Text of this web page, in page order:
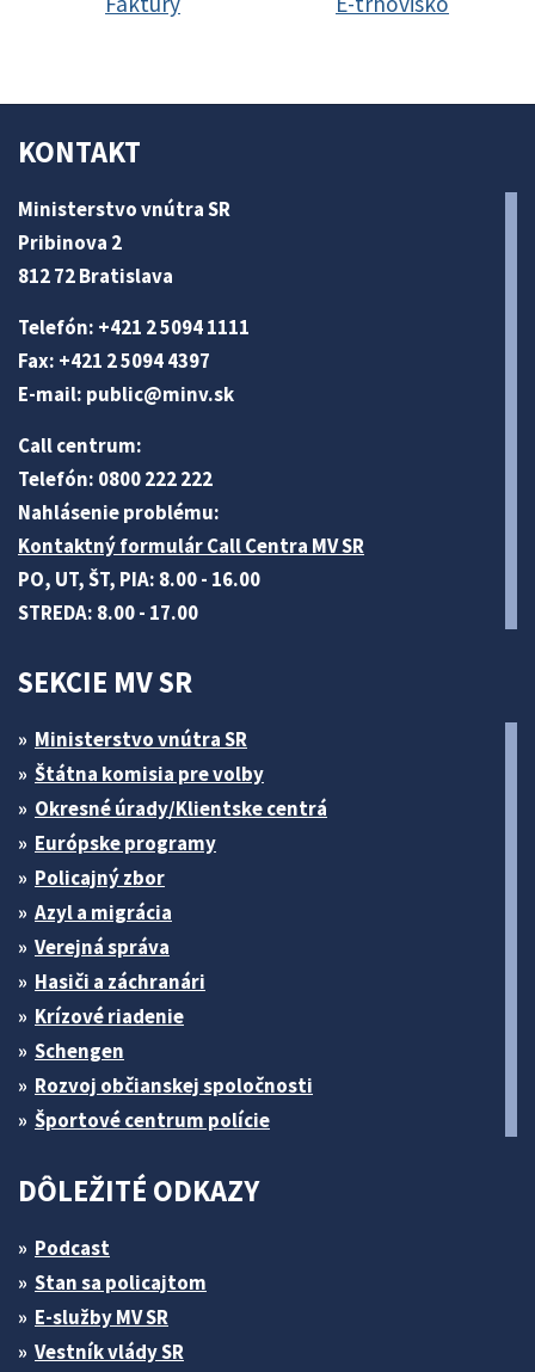
KONTAKT
Ministerstvo vnútra SR
Pribinova 2
812 72 Bratislava
Telefón: +421 2 5094 1111
Fax: +421 2 5094 4397
E-mail: public@minv.sk
Call centrum:
Telefón: 0800 222 222
Nahlásenie problému:
Kontaktný formulár Call Centra MV SR
PO, UT, ŠT, PIA: 8.00 - 16.00
STREDA: 8.00 - 17.00
SEKCIE MV SR
Ministerstvo vnútra SR
Štátna komisia pre volby
Okresné úrady/Klientske centrá
Európske programy
Policajný zbor
Azyl a migrácia
Verejná správa
Hasiči a záchranári
Krízové riadenie
Schengen
Rozvoj občianskej spoločnosti
Športové centrum polície
DÔLEŽITÉ ODKAZY
Podcast
Stan sa policajtom
E-služby MV SR
Vestník vlády SR